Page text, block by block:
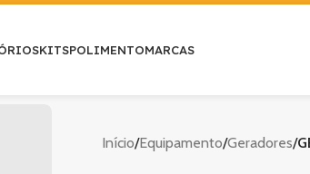
KITSPOLIMENTOMARCAS
Início/Equipamento/Geradores/